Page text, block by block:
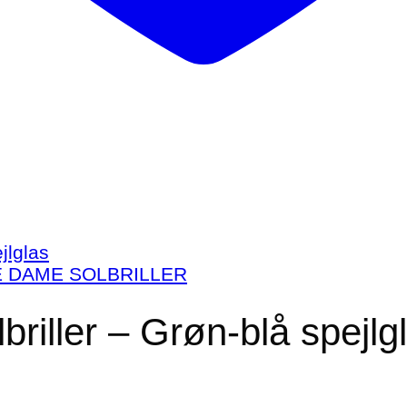
DAME SOLBRILLER
– Grøn-blå